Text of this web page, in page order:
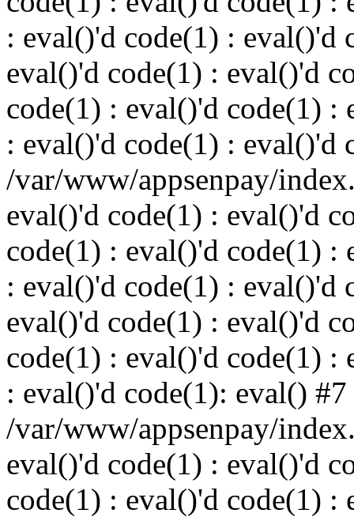
: eval()'d code(1) : eval()'d
eval()'d code(1) : eval()'d
code(1) : eval()'d code(1) :
: eval()'d code(1) : eval()'d
/var/www/appsenpay/
eval()'d code(1) : eval()'d
code(1) : eval()'d code(1) :
: eval()'d code(1) : eval()'d
eval()'d code(1) : eval()'d
code(1) : eval()'d code(1) :
: eval()'d code(1): eval() #7
/var/www/appsenpay/
eval()'d code(1) : eval()'d
code(1) : eval()'d code(1) :